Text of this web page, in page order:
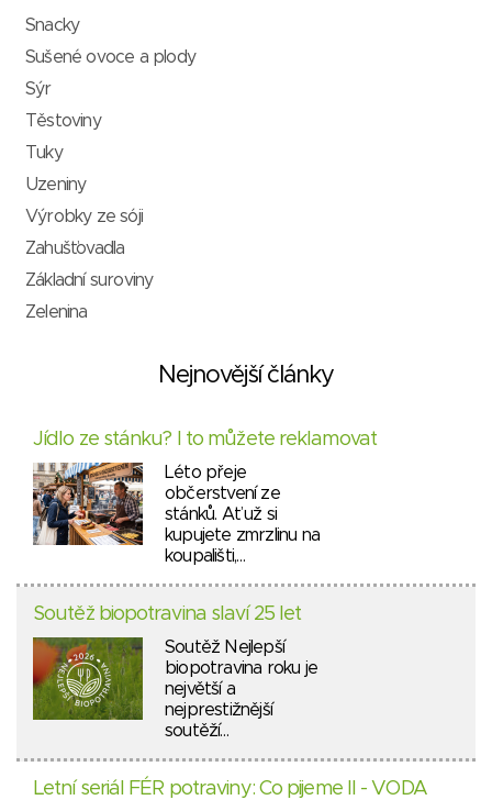
Snacky
Sušené ovoce a plody
Sýr
Těstoviny
Tuky
Uzeniny
Výrobky ze sóji
Zahušťovadla
Základní suroviny
Zelenina
Nejnovější články
Jídlo ze stánku? I to můžete reklamovat
Léto přeje
občerstvení ze
stánků. Ať už si
kupujete zmrzlinu na
koupališti,…
Soutěž biopotravina slaví 25 let
Soutěž Nejlepší
biopotravina roku je
největší a
nejprestižnější
soutěží…
Letní seriál FÉR potraviny: Co pijeme II - VODA